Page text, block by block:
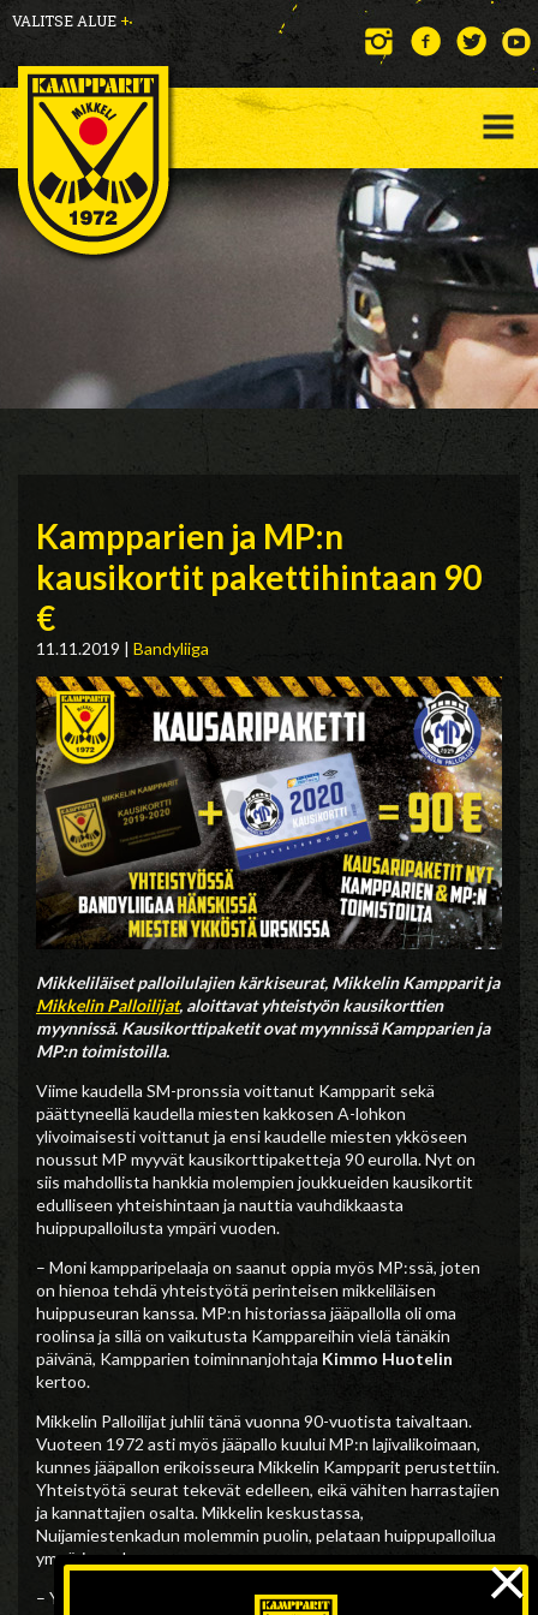
VALITSE ALUE +
Kampparien ja MP:n
kausikortit pakettihintaan 90
€
11.11.2019 | Bandyliiga
Mikkeliläiset palloilulajien kärkiseurat, Mikkelin Kampparit ja
Mikkelin Palloilijat, aloittavat yhteistyön kausikorttien
myynnissä. Kausikorttipaketit ovat myynnissä Kampparien ja
MP:n toimistoilla.
Viime kaudella SM-pronssia voittanut Kampparit sekä
päättyneellä kaudella miesten kakkosen A-lohkon
ylivoimaisesti voittanut ja ensi kaudelle miesten ykköseen
noussut MP myyvät kausikorttipaketteja 90 eurolla. Nyt on
siis mahdollista hankkia molempien joukkueiden kausikortit
edulliseen yhteishintaan ja nauttia vauhdikkaasta
huippupalloilusta ympäri vuoden.
– Moni kampparipelaaja on saanut oppia myös MP:ssä, joten
on hienoa tehdä yhteistyötä perinteisen mikkeliläisen
huippuseuran kanssa. MP:n historiassa jääpallolla oli oma
roolinsa ja sillä on vaikutusta Kamppareihin vielä tänäkin
päivänä, Kampparien toiminnanjohtaja Kimmo Huotelin
kertoo.
Mikkelin Palloilijat juhlii tänä vuonna 90-vuotista taivaltaan.
Vuoteen 1972 asti myös jääpallo kuului MP:n lajivalikoimaan,
kunnes jääpallon erikoisseura Mikkelin Kampparit perustettiin.
Yhteistyötä seurat tekevät edelleen, eikä vähiten harrastajien
ja kannattajien osalta. Mikkelin keskustassa,
Nuijamiestenkadun molemmin puolin, pelataan huippupalloilua
ympäri vuoden.
– Yhteinen kausikortti on hyvä osoitus siitä, että mikkeliläiset×